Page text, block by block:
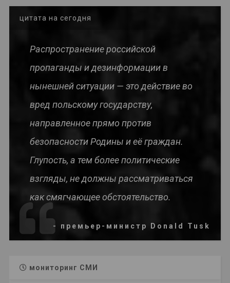
цитата на сегодня
Распространение российской
пропаганды и дезинформации в
нынешней ситуации — это действие во
вред польскому государству,
направленное прямо против
безопасности Родины и её граждан.
Глупость, а тем более политические
взгляды, не должны рассматриваться
как смягчающее обстоятельство.
- премьер-министр Donald Tusk
мониторинг СМИ